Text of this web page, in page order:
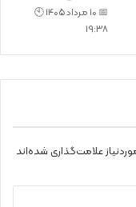
📅 10 مرداد 1405 🕙
19:38
علامت‌گذاری شده‌اند